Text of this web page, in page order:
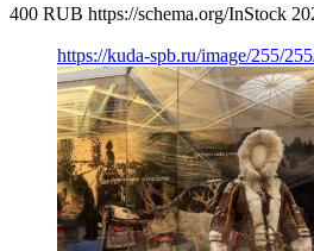
400 RUB https://schema.org/InStock
https://kuda-spb.ru/image/255/